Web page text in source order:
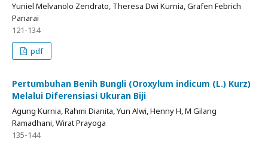
Yuniel Melvanolo Zendrato, Theresa Dwi Kurnia, Grafen Febrich
Panarai
121-134
pdf
Pertumbuhan Benih Bungli (Oroxylum indicum (L.) Kurz)
Melalui Diferensiasi Ukuran Biji
Agung Kurnia, Rahmi Dianita, Yun Alwi, Henny H, M Gilang
Ramadhani, Wirat Prayoga
135-144